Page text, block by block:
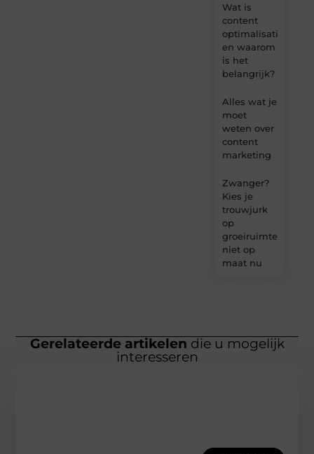
Wat is
content
optimalisatie
en waarom
is het
belangrijk?
Alles wat je
moet
weten over
content
marketing
Zwanger?
Kies je
trouwjurk
op
groeiruimte,
niet op
maat nu
Gerelateerde artikelen die u mogelijk
interesseren